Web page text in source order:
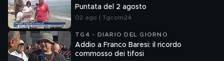
Puntata del 2 agosto
02 ago | Tgcom24
TG4 - DIARIO DEL GIORNO
Addio a Franco Baresi: il ricordo
commosso dei tifosi